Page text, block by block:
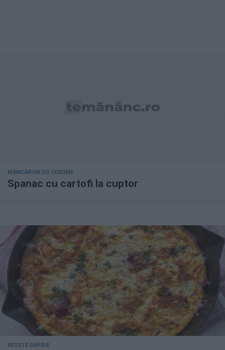
MÂNCĂRURI CU LEGUME
Spanac cu cartofi la cuptor
REȚETE RAPIDE